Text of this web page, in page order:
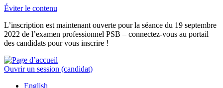
Éviter le contenu
L’inscription est maintenant ouverte pour la séance du 19 septembre
2022 de l’examen professionnel PSB – connectez-vous au portail
des candidats pour vous inscrire !
Ouvrir un session (candidat)
English